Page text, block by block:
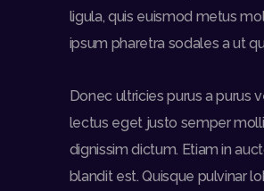
ligula, quis euismod metus
ipsum pharetra sodales a ut
Donec ultricies purus a purus
lectus eget justo semper
dignissim dictum. Etiam in
blandit est. Quisque pulvinar